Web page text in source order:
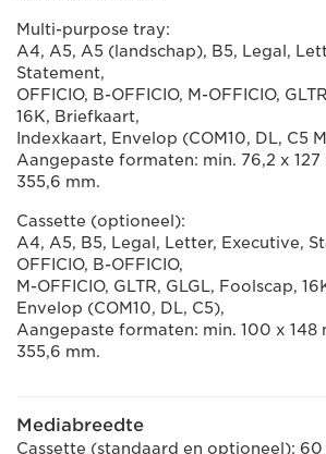
Multi-purpose tray:
A4, A5, A5 (landschap), B5, Legal,
Statement,
OFFICIO, B-OFFICIO, M-OFFICIO,
16K, Briefkaart,
Indexkaart, Envelop (COM10, DL, C5
Aangepaste formaten: min. 76,2 x 127
355,6 mm.
Cassette (optioneel):
A4, A5, B5, Legal, Letter, Executive,
OFFICIO, B-OFFICIO,
M-OFFICIO, GLTR, GLGL, Foolscap,
Envelop (COM10, DL, C5),
Aangepaste formaten: min. 100 x 148
355,6 mm.
Mediabreedte
Cassette (standaard en optioneel): 60